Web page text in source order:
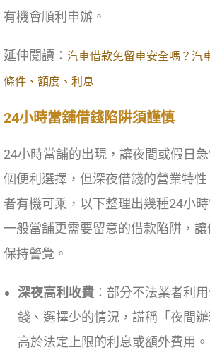
有機會順利申辦。
延伸閱讀： 汽車借款免留車安全嗎？汽
條件、額度、利息
24小時當舖借錢陷阱須謹慎
24小時當舖的出現，讓夜間或假日
個便利選擇，但深夜借錢的營業特
者有機可乘，以下整理出幾種24小
一般當舖更需要留意的借款陷阱，讓
保持警覺。
深夜高利收費 ：部分不法業者利
錢、選擇少的情況，謊稱「夜間
高於法定上限的利息或額外費用。